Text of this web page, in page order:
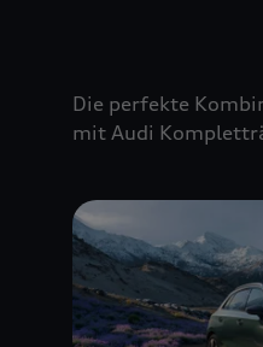
Die perfekte
mit Audi